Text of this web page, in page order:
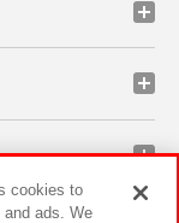
cookies to
ads. We